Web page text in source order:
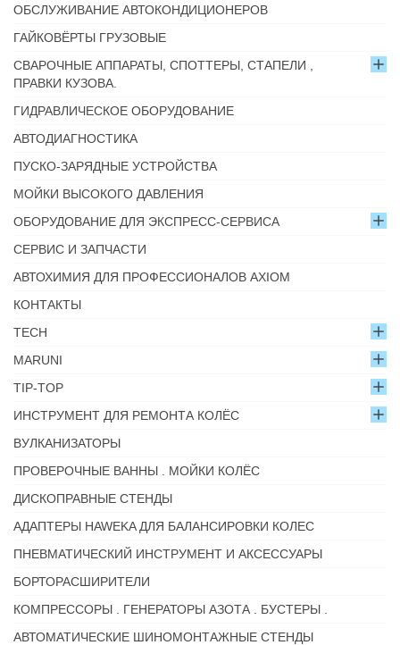
ОБСЛУЖИВАНИЕ АВТОКОНДИЦИОНЕРОВ
ГАЙКОВЁРТЫ ГРУЗОВЫЕ
СВАРОЧНЫЕ АППАРАТЫ, СПОТТЕРЫ, СТАПЕЛИ ,
ПРАВКИ КУЗОВА.
ГИДРАВЛИЧЕСКОЕ ОБОРУДОВАНИЕ
АВТОДИАГНОСТИКА
ПУСКО-ЗАРЯДНЫЕ УСТРОЙСТВА
МОЙКИ ВЫСОКОГО ДАВЛЕНИЯ
ОБОРУДОВАНИЕ ДЛЯ ЭКСПРЕСС-СЕРВИСА
СЕРВИС И ЗАПЧАСТИ
АВТОХИМИЯ ДЛЯ ПРОФЕССИОНАЛОВ AXIOM
КОНТАКТЫ
TECH
MARUNI
TIP-TOP
ИНСТРУМЕНТ ДЛЯ РЕМОНТА КОЛЁС
ВУЛКАНИЗАТОРЫ
ПРОВЕРОЧНЫЕ ВАННЫ . МОЙКИ КОЛЁС
ДИСКОПРАВНЫЕ СТЕНДЫ
АДАПТЕРЫ HAWEKA ДЛЯ БАЛАНСИРОВКИ КОЛЕС
ПНЕВМАТИЧЕСКИЙ ИНСТРУМЕНТ И АКСЕССУАРЫ
БОРТОРАСШИРИТЕЛИ
КОМПРЕССОРЫ . ГЕНЕРАТОРЫ АЗОТА . БУСТЕРЫ .
АВТОМАТИЧЕСКИЕ ШИНОМОНТАЖНЫЕ СТЕНДЫ